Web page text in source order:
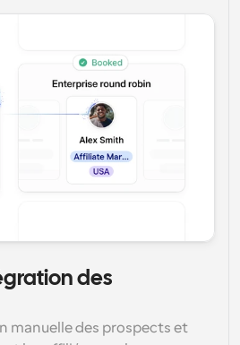
des
manuelle des prospects et